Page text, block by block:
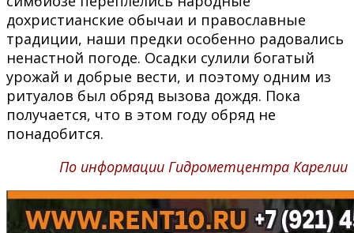
дохристианские обычаи и православные
традиции, наши предки особенно радовались
ненастной погоде. Осадки сулили богатый
урожай и добрые вести, и поэтому одним из
ритуалов был обряд вызова дождя. Пока
получается, что в этом году обряд не
понадобится.
По информации Гидрометцентра Карелии